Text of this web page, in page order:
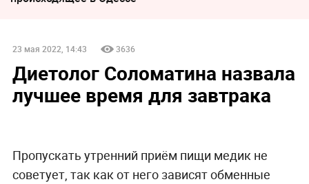
23 мая 2022, 14:43 3636
Диетолог Соломатина назвала
лучшее время для завтрака
Пропускать утренний приём пищи медик не
советует, так как от него зависят обменные